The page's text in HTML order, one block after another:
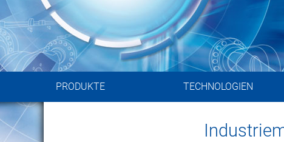
PRODUKTE TECHNOLOGIEN